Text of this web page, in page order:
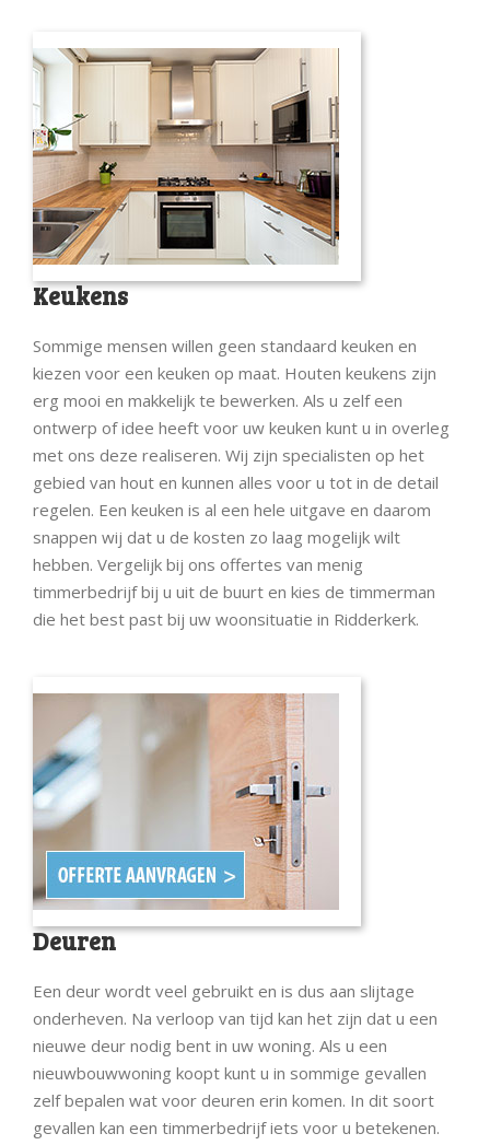
Keukens
Sommige mensen willen geen standaard keuken en
kiezen voor een keuken op maat. Houten keukens zijn
erg mooi en makkelijk te bewerken. Als u zelf een
ontwerp of idee heeft voor uw keuken kunt u in overleg
met ons deze realiseren. Wij zijn specialisten op het
gebied van hout en kunnen alles voor u tot in de detail
regelen. Een keuken is al een hele uitgave en daarom
snappen wij dat u de kosten zo laag mogelijk wilt
hebben. Vergelijk bij ons offertes van menig
timmerbedrijf bij u uit de buurt en kies de timmerman
die het best past bij uw woonsituatie in Ridderkerk.
Deuren
Een deur wordt veel gebruikt en is dus aan slijtage
onderheven. Na verloop van tijd kan het zijn dat u een
nieuwe deur nodig bent in uw woning. Als u een
nieuwbouwwoning koopt kunt u in sommige gevallen
zelf bepalen wat voor deuren erin komen. In dit soort
gevallen kan een timmerbedrijf iets voor u betekenen.